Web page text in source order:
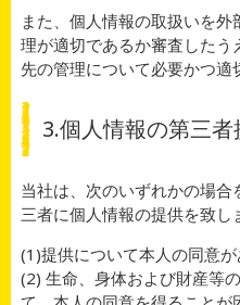
また、個人情報の取扱いを
理が適切であるか審査した
先の管理について必要かつ適
3.個人情報の第三者
当社は、次のいずれかの場
三者に個人情報の提供を致し
(1)提供について本人の同意
(2) 生命、身体および財産等